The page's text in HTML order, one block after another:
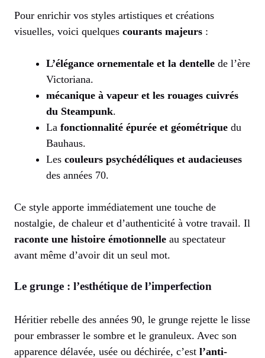
Pour enrichir vos styles artistiques et créations
visuelles, voici quelques courants majeurs :
L’élégance ornementale et la dentelle de l’ère
Victoriana.
mécanique à vapeur et les rouages cuivrés
du Steampunk.
La fonctionnalité épurée et géométrique du
Bauhaus.
Les couleurs psychédéliques et audacieuses
des années 70.
Ce style apporte immédiatement une touche de
nostalgie, de chaleur et d’authenticité à votre travail. Il
raconte une histoire émotionnelle au spectateur
avant même d’avoir dit un seul mot.
Le grunge : l’esthétique de l’imperfection
Héritier rebelle des années 90, le grunge rejette le lisse
pour embrasser le sombre et le granuleux. Avec son
apparence délavée, usée ou déchirée, c’est l’anti-